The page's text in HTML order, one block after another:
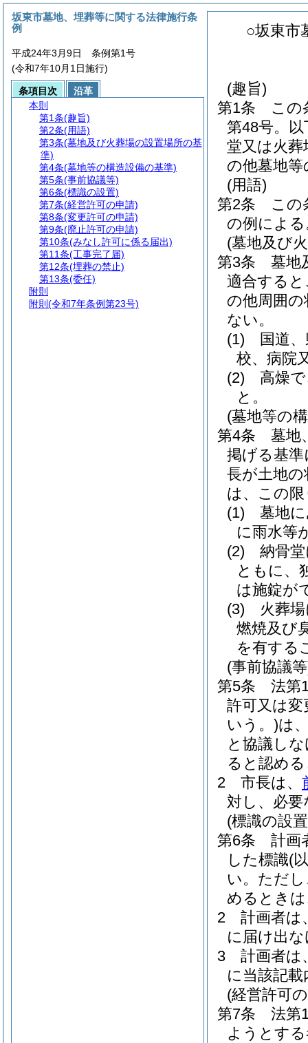
○坂東市
(趣旨)
第1条
この
第48号。
堂又は火葬
の他墓地
(用語)
第2条
この
の例による
(墓地及び
第3条
墓地
適合する
の他周囲
ない。
(1)
国道
校、病院
(2)
高燥
と。
(墓地等の
第4条
墓地
掲げる基
長が土地
は、この
(1)
墓地
に雨水等
(2)
納骨
ともに、
は施錠が
(3)
火葬
燃焼及び
を有する
(事前協議
第5条
法第
許可又は
いう。)は
と協議し
ると認め
2
市長は、
対し、必
(標識の設
第6条
計画
した標識(
い。 ただ
めるとき
2
計画者は
に届け出
3
計画者は
に当該記
(経営許可
第7条
法第
ようとす
坂東市墓地、埋葬等に関する法律施行条
例
平成24年3月9日 条例第1号
(令和7年10月1日施行)
条項目次
沿革
本則
第1条(趣旨)
第2条(用語)
第3条(墓地及び火葬場の設置場所の基
準)
第4条(墓地等の構造設備の基準)
第5条(事前協議等)
第6条(標識の設置)
第7条(経営許可の申請)
第8条(変更許可の申請)
第9条(廃止許可の申請)
第10条(みなし許可に係る届出)
第11条(工事完了届)
第12条(埋葬の禁止)
第13条(委任)
附則
附則 (令和7年条例第23号)